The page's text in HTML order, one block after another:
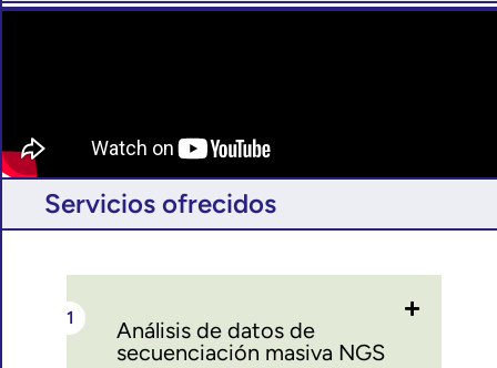
Servicios ofrecidos
Análisis de datos de
secuenciación masiva NGS